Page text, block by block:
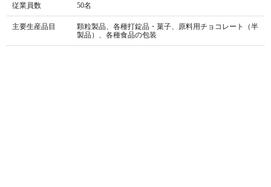
従業員数 50名
主要生産品目
顆粒製品、各種打錠品・菓子、原料用チョコレート（半
製品）、各種食品の包装